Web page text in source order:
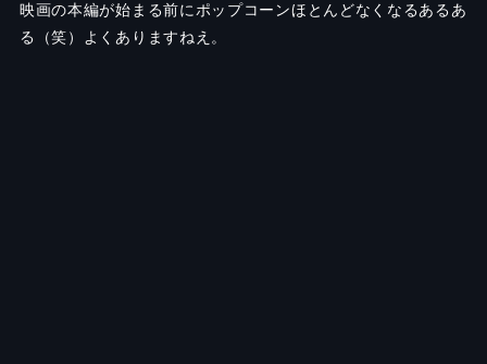
映画の本編が始まる前にポップコーンほとんどなくなるあるあ
る（笑）よくありますねえ。